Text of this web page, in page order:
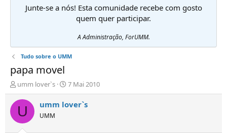
Junte-se a nós! Esta comunidade recebe com gosto
quem quer participar.
A Administração, ForUMM.
Tudo sobre o UMM
papa movel
I
n
i
i
umm lover`s
D
a
t
7 Mai 2010
U umm lover`s
UMM